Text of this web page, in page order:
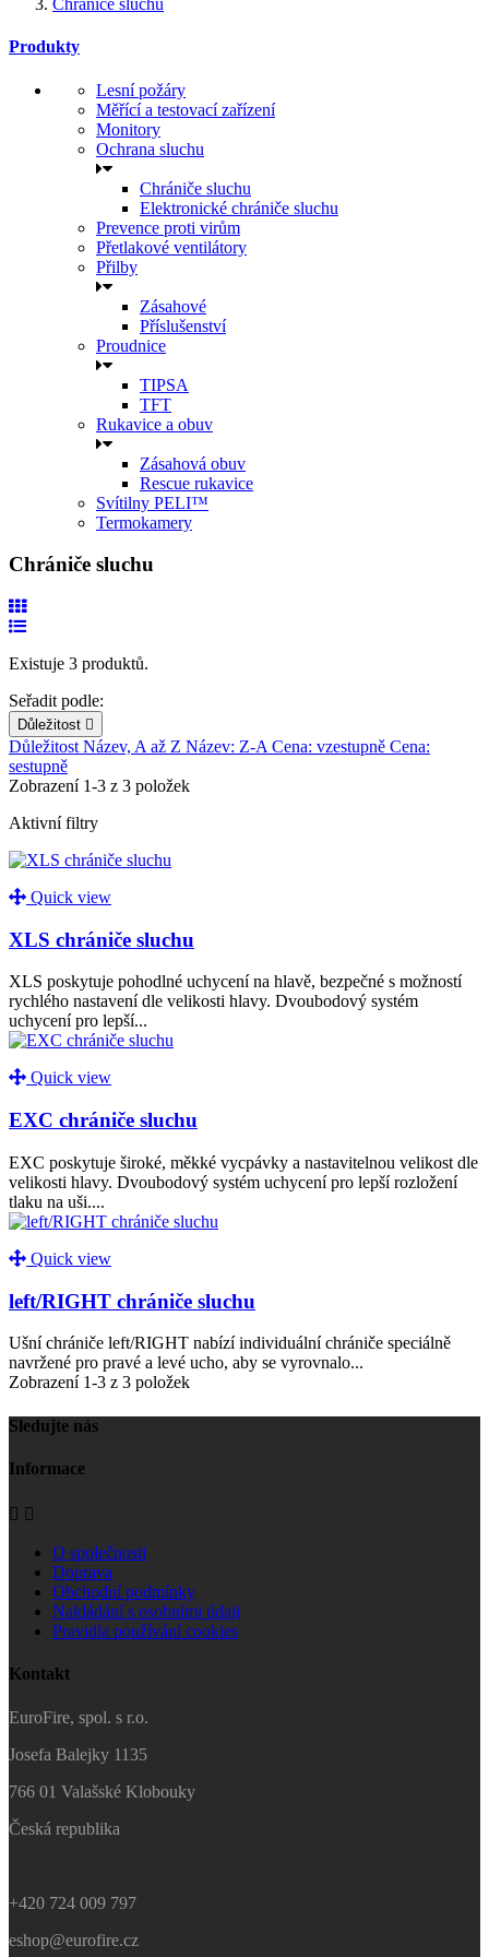
Chrániče sluchu
Produkty
Lesní požáry
Měřící a testovací zařízení
Monitory
Ochrana sluchu
Chrániče sluchu
Elektronické chrániče sluchu
Prevence proti virům
Přetlakové ventilátory
Přilby
Zásahové
Příslušenství
Proudnice
TIPSA
TFT
Rukavice a obuv
Zásahová obuv
Rescue rukavice
Svítilny PELI™
Termokamery
Chrániče sluchu
Existuje 3 produktů.
Seřadit podle:
Důležitost 
Důležitost Název, A až Z Název: Z-A Cena: vzestupně Cena:
sestupně
Zobrazení 1-3 z 3 položek
Aktivní filtry
Quick view
XLS chrániče sluchu
XLS poskytuje pohodlné uchycení na hlavě, bezpečné s možností
rychlého nastavení dle velikosti hlavy. Dvoubodový systém
uchycení pro lepší...
Quick view
EXC chrániče sluchu
EXC poskytuje široké, měkké vycpávky a nastavitelnou velikost dle
velikosti hlavy. Dvoubodový systém uchycení pro lepší rozložení
tlaku na uši....
Quick view
left/RIGHT chrániče sluchu
Ušní chrániče left/RIGHT nabízí individuální chrániče speciálně
navržené pro pravé a levé ucho, aby se vyrovnalo...
Zobrazení 1-3 z 3 položek
Sledujte nás
Informace
 
O společnosti
Doprava
Obchodní podmínky
Nakládání s osobními údaji
Pravidla používání cookies
Kontakt
EuroFire, spol. s r.o.
Josefa Balejky 1135
766 01 Valašské Klobouky
Česká republika
+420 724 009 797
eshop@eurofire.cz